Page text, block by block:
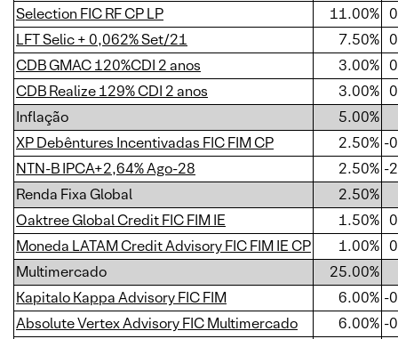
Selection FIC RF CP LP
11.00%
LFT Selic + 0,062% Set/21
7.50%
CDB GMAC 120%CDI 2 anos
3.00%
CDB Realize 129% CDI 2 anos
3.00%
Inflação
5.00%
XP Debêntures Incentivadas FIC FIM CP
2.50% -
NTN-B IPCA+2,64% Ago-28
2.50% -
Renda Fixa Global
2.50%
Oaktree Global Credit FIC FIM IE
1.50%
Moneda LATAM Credit Advisory FIC FIM IE CP
1.00%
Multimercado
25.00%
Kapitalo Kappa Advisory FIC FIM
6.00% -
Absolute Vertex Advisory FIC Multimercado
6.00% -